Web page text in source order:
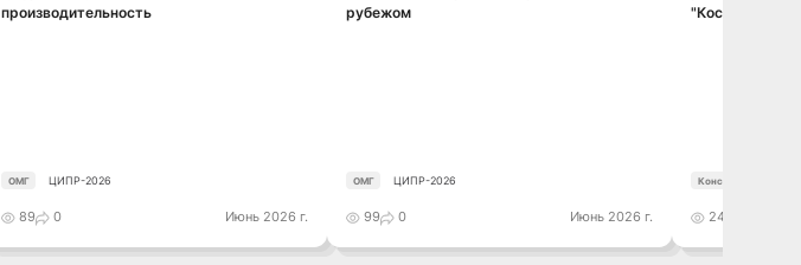
производительность
ОМГ ЦИПР-2026
89 0 Июнь 2026 г.
рубежом
ОМГ ЦИПР-2026
99 0 Июнь 2026 г.
"Космос"
Консорциум
242